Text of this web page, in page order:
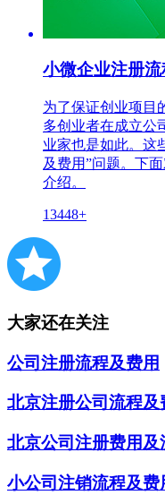
小微企业注册
为了保证创业项目
多创业者在成立公
业家也是如此。这
及费用”问题。下
介绍。
13448+
大家还在关注
公司注册流程及费用
北京注册公司流程及
北京公司注册费用及
小公司注销流程及费